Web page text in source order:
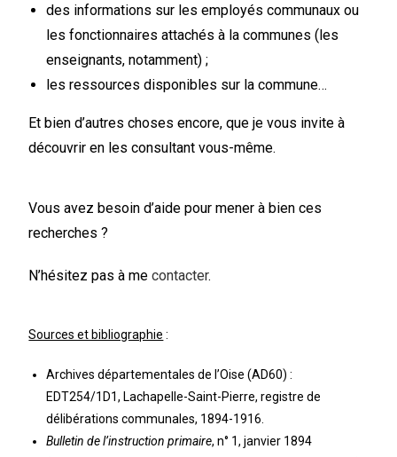
des informations sur les employés communaux ou
les fonctionnaires attachés à la communes (les
enseignants, notamment) ;
les ressources disponibles sur la commune…
Et bien d’autres choses encore, que je vous invite à
découvrir en les consultant vous-même.
Vous avez besoin d’aide pour mener à bien ces
recherches ?
N’hésitez pas à mecontacter.
Sources et bibliographie :
Archives départementales de l’Oise (AD60) :
EDT254/1D1, Lachapelle-Saint-Pierre, registre de
délibérations communales, 1894-1916.
Bulletin de l’instruction primaire, n° 1, janvier 1894